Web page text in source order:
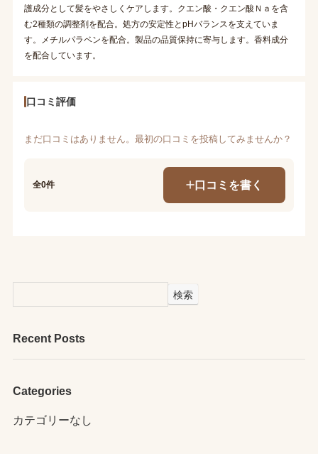
護成分として髪をやさしくケアします。クエン酸・クエン酸Ｎａを含
む2種類の調整剤を配合。処方の安定性とpHバランスを支えていま
す。メチルパラベンを配合。製品の品質保持に寄与します。香料成分
を配合しています。
口コミ評価
まだ口コミはありません。最初の口コミを投稿してみませんか？
全0件 口コミを書く
検索
Recent Posts
Categories
カテゴリーなし